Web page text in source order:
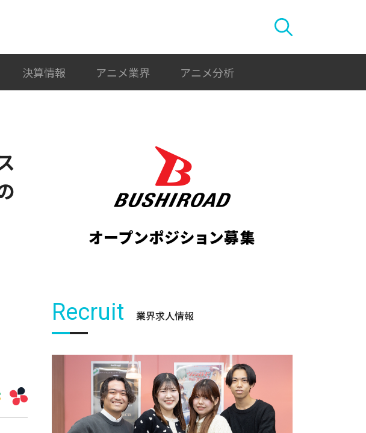
決算情報 アニメ業界 アニメ分析
Recruit 業界求人情報